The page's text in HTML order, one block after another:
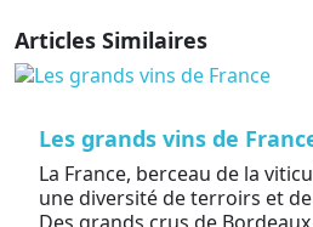
Articles Similaires
Les grands vins de
La France, berceau de la
une diversité de terroirs et